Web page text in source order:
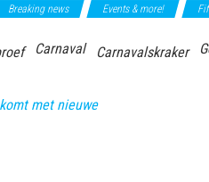
Breaking news Events & more!
Carnaval Carnavalskraker
met nieuwe